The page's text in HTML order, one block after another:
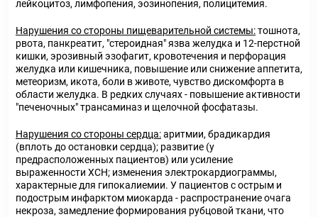
лейкоцитоз, лимфопения, эозинопения, полицитемия.
Нарушения со стороны пищеварительной системы:тошнота,
рвота, панкреатит, "стероидная" язва желудка и 12-перстной
кишки, эрозивный эзофагит, кровотечения и перфорация
желудка или кишечника, повышение или снижение аппетита,
метеоризм, икота, боли в животе, чувство дискомфорта в
области желудка. В редких случаях - повышение активности
"печеночных" трансаминаз и щелочной фосфатазы.
Нарушения со стороны сердца:аритмии, брадикардия
(вплоть до остановки сердца); развитие (у
предрасположенных пациентов) или усиление
выраженности ХСН; изменения электрокардиограммы,
характерные для гипокалиемии. У пациентов с острым и
подострым инфарктом миокарда - распространение очага
некроза, замедление формирования рубцовой ткани, что